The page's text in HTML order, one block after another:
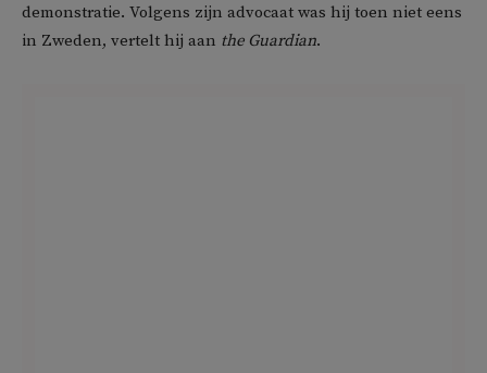
demonstratie. Volgens zijn advocaat was hij toen niet eens
in Zweden, vertelt hij aan the Guardian.